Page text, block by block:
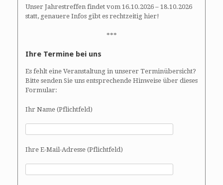
Unser Jahrestreffen findet vom 16.10.2026 – 18.10.2026
statt, genauere Infos gibt es rechtzeitig hier!
***
Ihre Termine bei uns
Es fehlt eine Veranstaltung in unserer Terminübersicht?
Bitte senden Sie uns entsprechende Hinweise über dieses
Formular:
Ihr Name (Pflichtfeld)
Ihre E-Mail-Adresse (Pflichtfeld)